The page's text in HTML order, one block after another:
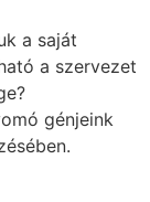
a saját
a szervezet
génjeink